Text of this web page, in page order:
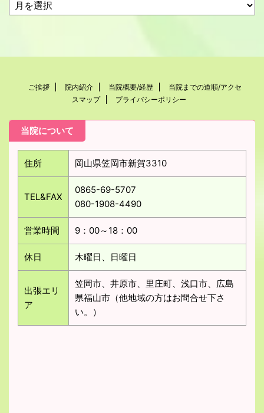
ご挨拶 院内紹介 当院概要/経歴
当院までの道順/アクセ
スマップ
プライバシーポリシー
当院について
住所 岡山県笠岡市新賀3310
TEL&FAX
0865-69-5707
080-1908-4490
営業時間 9：00～18：00
休日 木曜日、日曜日
出張エリ
ア
笠岡市、井原市、里庄町、浅口市、広島
県福山市（他地域の方はお問合せ下さ
い。）